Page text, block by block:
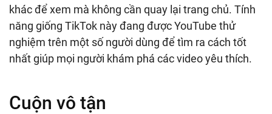
khác để xem mà không cần quay lại trang chủ. Tính
năng giống TikTok này đang được YouTube thử
nghiệm trên một số người dùng để tìm ra cách tốt
nhất giúp mọi người khám phá các video yêu thích.
Cuộn vô tận